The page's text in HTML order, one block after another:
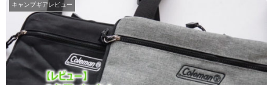
キャンプギアレビュー